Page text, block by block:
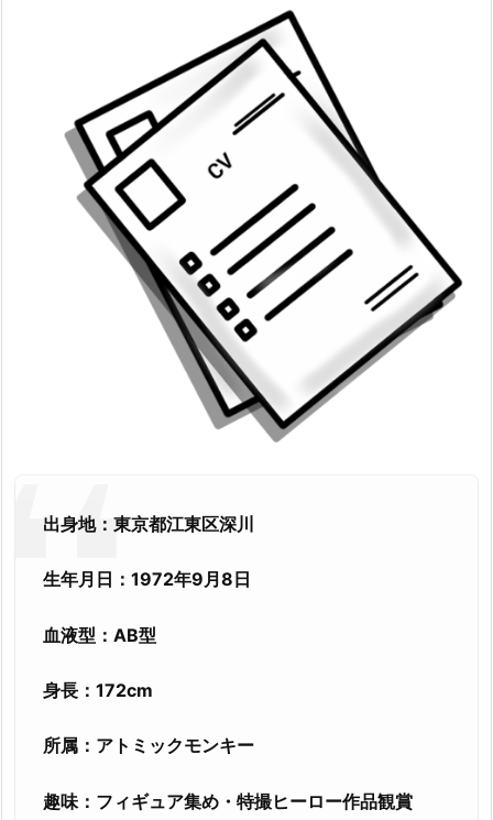
出身地：東京都江東区深川
生年月日：1972年9月8日
血液型：AB型
身長：172cm
所属：アトミックモンキー
趣味：フィギュア集め・特撮ヒーロー作品観賞